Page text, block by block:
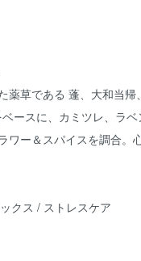
薬草である 蓬、大和当帰
ースに、カミツレ、ラ
ワー＆スパイスを調合。
クス / ストレスケア